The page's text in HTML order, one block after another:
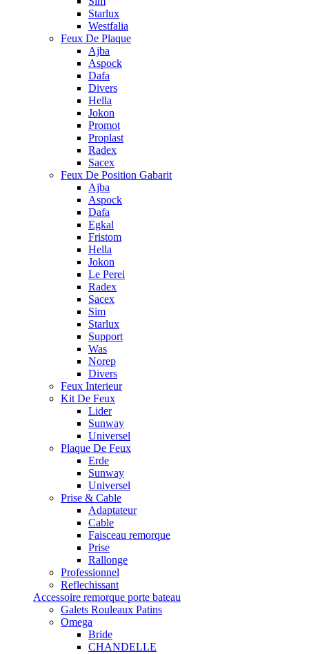
Starlux
Westfalia
Feux De Plaque
Ajba
Aspock
Dafa
Divers
Hella
Jokon
Promot
Proplast
Radex
Sacex
Feux De Position Gabarit
Ajba
Aspock
Dafa
Egkal
Fristom
Hella
Jokon
Le Perei
Radex
Sacex
Sim
Starlux
Support
Was
Norep
Divers
Feux Interieur
Kit De Feux
Lider
Sunway
Universel
Plaque De Feux
Erde
Sunway
Universel
Prise & Cable
Adaptateur
Cable
Faisceau remorque
Prise
Rallonge
Professionnel
Reflechissant
Accessoire remorque porte bateau
Galets Rouleaux Patins
Omega
Bride
CHANDELLE